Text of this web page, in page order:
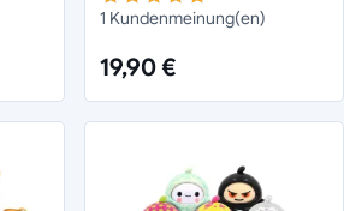
1 Kundenmeinung(en)
19,90 €